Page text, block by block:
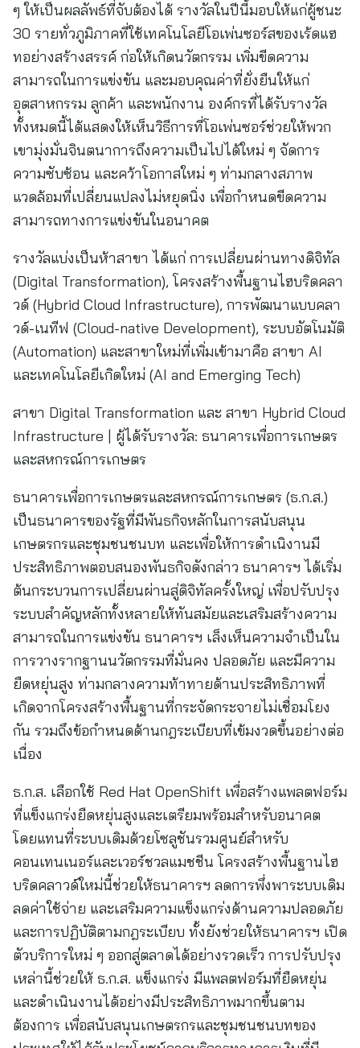
ๆ ให้เป็นผลลัพธ์ที่จับต้องได้ รางวัลในปีนี้มอบให้แก่ผู้ชนะ
30 รายทั่วภูมิภาคที่ใช้เทคโนโลยีโอเพ่นซอร์สของเร้ดแฮ
ทอย่างสร้างสรรค์ ก่อให้เกิดนวัตกรรม เพิ่มขีดความ
สามารถในการแข่งขัน และมอบคุณค่าที่ยั่งยืนให้แก่
อุตสาหกรรม ลูกค้า และพนักงาน องค์กรที่ได้รับรางวัล
ทั้งหมดนี้ได้แสดงให้เห็นวิธีการที่โอเพ่นซอร์ช่วยให้พวก
เขามุ่งมั่นจินตนาการถึงความเป็นไปได้ใหม่ ๆ จัดการ
ความซับซ้อน และคว้าโอกาสใหม่ ๆ ท่ามกลางสภาพ
แวดล้อมที่เปลี่ยนแปลงไม่หยุดนิ่ง เพื่อกำหนดขีดความ
สามารถทางการแข่งขันในอนาคต
รางวัลแบ่งเป็นห้าสาขา ได้แก่ การเปลี่ยนผ่านทางดิจิทัล
(Digital Transformation), โครงสร้างพื้นฐานไฮบริดคลา
วด์ (Hybrid Cloud Infrastructure), การพัฒนาแบบคลา
วด์-เนทีฟ (Cloud-native Development), ระบบอัตโนมัติ
(Automation) และสาขาใหม่ที่เพิ่มเข้ามาคือ สาขา AI
และเทคโนโลยีเกิดใหม่ (AI and Emerging Tech)
สาขา Digital Transformation และ สาขา Hybrid Cloud
Infrastructure | ผู้ได้รับรางวัล: ธนาคารเพื่อการเกษตร
และสหกรณ์การเกษตร
ธนาคารเพื่อการเกษตรและสหกรณ์การเกษตร (ธ.ก.ส.)
เป็นธนาคารของรัฐที่มีพันธกิจหลักในการสนับสนุน
เกษตรกรและชุมชนชนบท และเพื่อให้การดำเนิงานมี
ประสิทธิภาพตอบสนองพันธกิจดังกล่าว ธนาคารฯ ได้เริ่ม
ต้นกระบวนการเปลี่ยนผ่านสู่ดิจิทัลครั้งใหญ่ เพื่อปรับปรุง
ระบบสำคัญหลักทั้งหลายให้ทันสมัยและเสริมสร้างความ
สามารถในการแข่งขัน ธนาคารฯ เล็งเห็นความจำเป็นใน
การวางรากฐานนวัตกรรมที่มั่นคง ปลอดภัย และมีความ
ยืดหยุ่นสูง ท่ามกลางความท้าทายด้านประสิทธิภาพที่
เกิดจากโครงสร้างพื้นฐานที่กระจัดกระจายไม่เชื่อมโยง
กัน รวมถึงข้อกำหนดด้านกฎระเบียบที่เข้มงวดขึ้นอย่างต่อ
เนื่อง
ธ.ก.ส. เลือกใช้ Red Hat OpenShift เพื่อสร้างแพลตฟอร์ม
ที่แข็งแกร่งยืดหยุ่นสูงและเตรียมพร้อมสำหรับอนาคต
โดยแทนที่ระบบเดิมด้วยโซลูชันรวมศูนย์สำหรับ
คอนเทนเนอร์และเวอร์ชวลแมชชีน โครงสร้างพื้นฐานไฮ
บริดคลาวด์ใหม่นี้ช่วยให้ธนาคารฯ ลดการพึ่งพาระบบเดิม
ลดค่าใช้จ่าย และเสริมความแข็งแกร่งด้านความปลอดภัย
และการปฏิบัติตามกฎระเบียบ ทั้งยังช่วยให้ธนาคารฯ เปิด
ตัวบริการใหม่ ๆ ออกสู่ตลาดได้อย่างรวดเร็ว การปรับปรุง
เหล่านี้ช่วยให้ ธ.ก.ส. แข็งแกร่ง มีแพลตฟอร์มที่ยืดหยุ่น
และดำเนินงานได้อย่างมีประสิทธิภาพมากขึ้นตาม
ต้องการ เพื่อสนับสนุนเกษตรกรและชุมชนชนบทของ